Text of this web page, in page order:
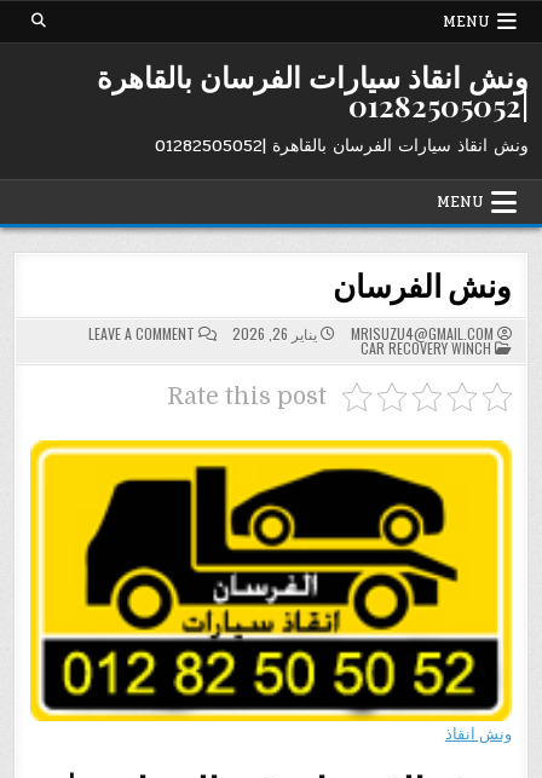
Skip
MENU
ونش انقاذ سيارات الفرسان بالقاهرة
|01282505052
ونش انقاذ سيارات الفرسان بالقاهرة |01282505052
MENU
ونش الفرسان
MRISUZU4@GMAIL.COM يناير 26, 2026 LEAVE A COMMENT
ON
ونش
الفرسان
POSTED
IN
CAR RECOVERY WINCH
Rate this post
ونش انقاذ